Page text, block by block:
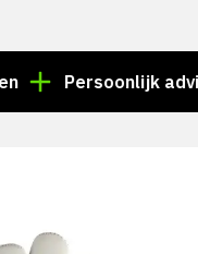
Persoonlijk advies?